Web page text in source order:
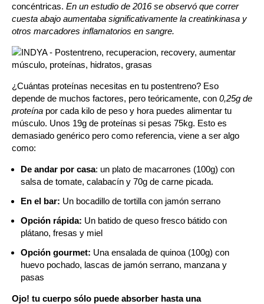
concéntricas. En un estudio de 2016 se observó que correr
cuesta abajo aumentaba significativamente la creatinkinasa y
otros marcadores inflamatorios en sangre.
¿Cuántas proteínas necesitas en tu postentreno? Eso
depende de muchos factores, pero teóricamente, con 0,25g de
proteína por cada kilo de peso y hora puedes alimentar tu
músculo. Unos 19g de proteínas si pesas 75kg. Esto es
demasiado genérico pero como referencia, viene a ser algo
como:
De andar por casa: un plato de macarrones (100g) con
salsa de tomate, calabacín y 70g de carne picada.
En el bar: Un bocadillo de tortilla con jamón serrano
Opción rápida: Un batido de queso fresco bátido con
plátano, fresas y miel
Opción gourmet: Una ensalada de quinoa (100g) con
huevo pochado, lascas de jamón serrano, manzana y
pasas
Ojo! tu cuerpo sólo puede absorber hasta una